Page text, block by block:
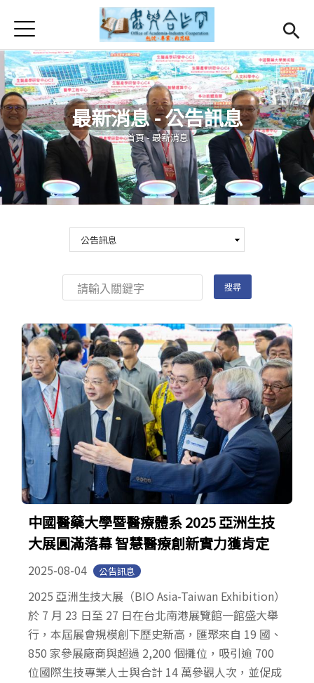
首頁
首頁
Open
最新消息
Open
關於我們
Open submenu (服務項目)
服務項目
Open submenu (研發能量)
研發能量
活動集錦
(link is external)
專利公告
Jump to Navigation
Jump to Main content
最新消息 - 公告訊息
您在這裡
首頁- 最新消息
中國醫藥大學暨醫療體系 2025 亞洲生技
大展圓滿落幕 智慧醫療創新實力獲肯定
2025-08-04 公告訊息
2025 亞洲生技大展（BIO Asia-Taiwan Exhibition）
於 7 月 23 日至 27 日在台北南港展覽館一館盛大舉
行，本屆展會規模創下歷史新高，匯聚來自 19 國、
850 家參展廠商與超過 2,200 個攤位，吸引逾 700
位國際生技專業人士與合計 14 萬參觀人次，並促成